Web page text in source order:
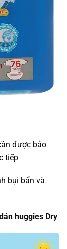
được bảo
tiếp
bụi bẩn và
huggies Dry